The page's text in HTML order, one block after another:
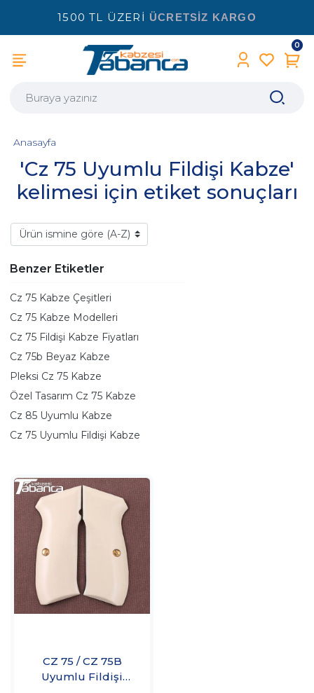
1500 TL ÜZERİ ÜCRETSİZ KARGO
0
'Cz 75 Uyumlu Fildişi Kabze'
kelimesi için etiket sonuçları
Anasayfa
Benzer Etiketler
Cz 75 Kabze Çeşitleri
Cz 75 Kabze Modelleri
Cz 75 Fildişi Kabze Fiyatları
Cz 75b Beyaz Kabze
Pleksi Cz 75 Kabze
Özel Tasarım Cz 75 Kabze
Cz 85 Uyumlu Kabze
Cz 75 Uyumlu Fildişi Kabze
CZ 75 / CZ 75B
Uyumlu Fildişi